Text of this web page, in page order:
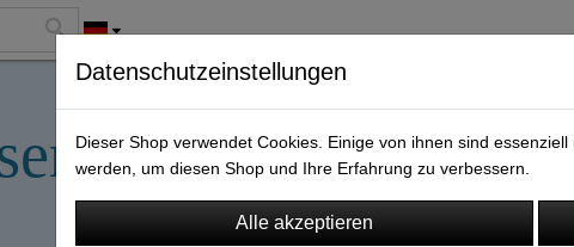
versand.de
Datenschutzeinstellungen
Dieser Shop verwendet Cookies. Einige von ihnen sind
werden, um diesen Shop und Ihre Erfahrung zu verbessern.